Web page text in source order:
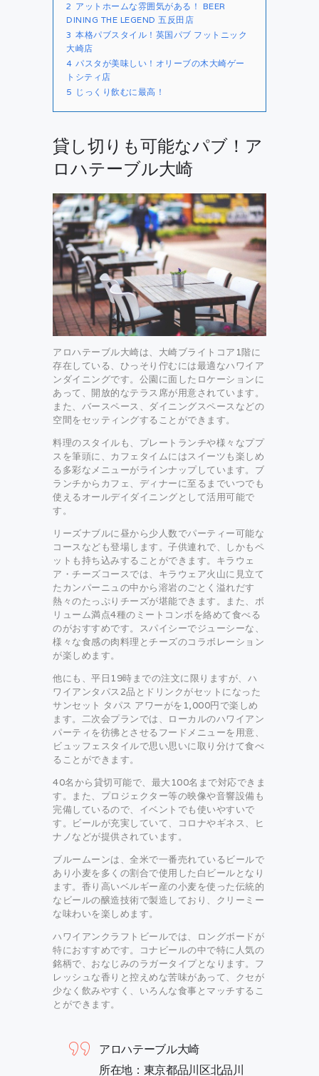
2 アットホームな雰囲気がある！ BEER
DINING THE LEGEND 五反田店
3 本格パブスタイル！英国パブ フットニック
大崎店
4 パスタが美味しい！オリーブの木大崎ゲー
トシティ店
5 じっくり飲むに最高！
貸し切りも可能なパブ！ア
ロハテーブル大崎
アロハテーブル大崎は、大崎ブライトコア1階に
存在している、ひっそり佇むには最適なハワイア
ンダイニングです。公園に面したロケーションに
あって、開放的なテラス席が用意されています。
また、バースペース、ダイニングスペースなどの
空間をセッティングすることができます。
料理のスタイルも、プレートランチや様々なププ
スを筆頭に、カフェタイムにはスイーツも楽しめ
る多彩なメニューがラインナップしています。ブ
ランチからカフェ、ディナーに至るまでいつでも
使えるオールデイダイニングとして活用可能で
す。
リーズナブルに昼から少人数でパーティー可能な
コースなども登場します。子供連れで、しかもペ
ットも持ち込みすることができます。キラウェ
ア・チーズコースでは、キラウェア火山に見立て
たカンパーニュの中から溶岩のごとく溢れだす
熱々のたっぷりチーズが堪能できます。また、ボ
リューム満点4種のミートコンボを絡めて食べる
のがおすすめです。スパイシーでジューシーな、
様々な食感の肉料理とチーズのコラボレーション
が楽しめます。
他にも、平日19時までの注文に限りますが、ハ
ワイアンタパス2品とドリンクがセットになった
サンセット タパス アワーがを1,000円で楽しめ
ます。二次会プランでは、ローカルのハワイアン
パーティを彷彿とさせるフードメニューを用意、
ビュッフェスタイルで思い思いに取り分けて食べ
ることができます。
40名から貸切可能で、最大100名まで対応できま
す。また、プロジェクター等の映像や音響設備も
完備しているので、イベントでも使いやすいで
す。ビールが充実していて、コロナやギネス、ヒ
ナノなどが提供されています。
ブルームーンは、全米で一番売れているビールで
あり小麦を多くの割合で使用した白ビールとなり
ます。香り高いベルギー産の小麦を使った伝統的
なビールの醸造技術で製造しており、クリーミー
な味わいを楽しめます。
ハワイアンクラフトビールでは、ロングボードが
特におすすめです。コナビールの中で特に人気の
銘柄で、おなじみのラガータイプとなります。フ
レッシュな香りと控えめな苦味があって、クセが
少なく飲みやすく、いろんな食事とマッチするこ
とができます。
アロハテーブル大崎
所在地：東京都品川区北品川